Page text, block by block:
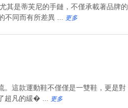
其是蒂芙尼的手鏈，不僅承載著品牌的
不同而有所差異 ...
更多
。這款運動鞋不僅僅是一雙鞋，更是對
超凡的緩� ...
更多